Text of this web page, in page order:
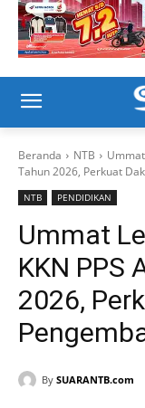
Beranda NTB
Tahun 2026, Perkuat
NTB PENDIDIKAN
Ummat
KKN PPS
2026,
By SUARANTB.com